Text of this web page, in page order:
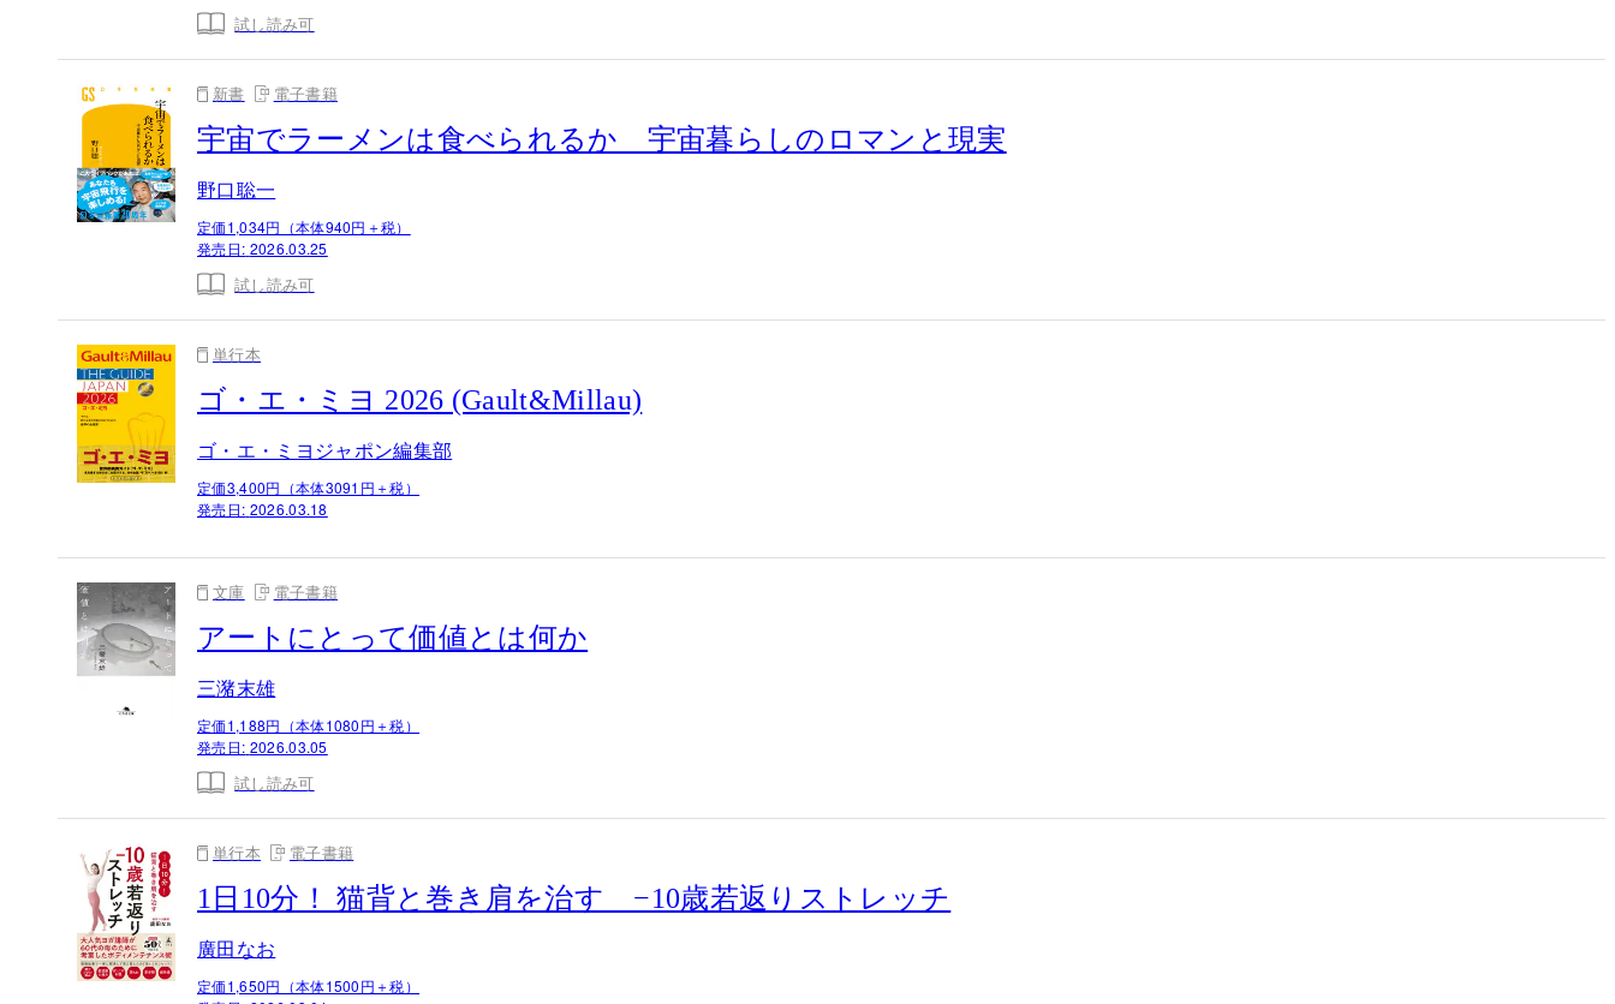
試し読み可
新書 電子書籍
宇宙でラーメンは食べられるか 宇宙暮らしのロマンと現実
野口聡一
定価1,034円（本体940円＋税）
発売日: 2026.03.25
試し読み可
単行本
ゴ・エ・ミヨ 2026 (Gault&Millau)
ゴ・エ・ミヨジャポン編集部
定価3,400円（本体3091円＋税）
発売日: 2026.03.18
文庫 電子書籍
アートにとって価値とは何か
三潴末雄
定価1,188円（本体1080円＋税）
発売日: 2026.03.05
試し読み可
単行本 電子書籍
1日10分！ 猫背と巻き肩を治す −10歳若返りストレッチ
廣田なお
定価1,650円（本体1500円＋税）